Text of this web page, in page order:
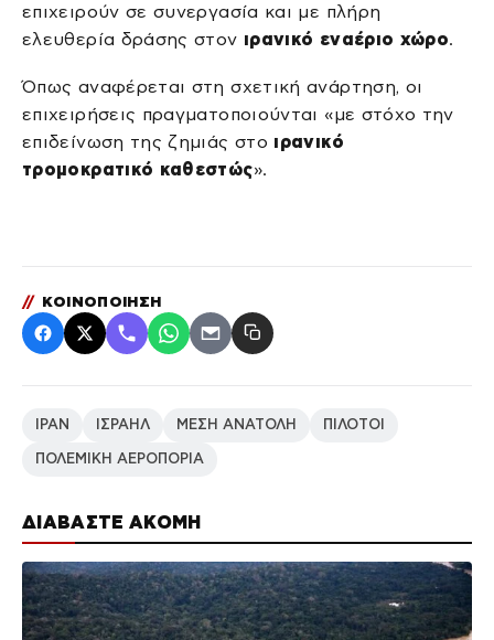
ΔΙΑΒΑΣΤΕ ΑΚΟΜΗ
επιχειρούν σε συνεργασία και με πλήρη
ελευθερία δράσης στον ιρανικό εναέριο χώρο.
Όπως αναφέρεται στη σχετική ανάρτηση, οι
επιχειρήσεις πραγματοποιούνται «με στόχο την
επιδείνωση της ζημιάς στο ιρανικό
τρομοκρατικό καθεστώς».
// ΚΟΙΝΟΠΟΙΗΣΗ
ΙΡΑΝ ΙΣΡΑΗΛ ΜΕΣΗ ΑΝΑΤΟΛΗ ΠΙΛΟΤΟΙ
ΠΟΛΕΜΙΚΗ ΑΕΡΟΠΟΡΙΑ